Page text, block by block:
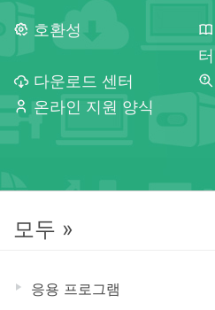
호환성
터
다운로드 센터
온라인 지원 양식
모두 »
응용 프로그램